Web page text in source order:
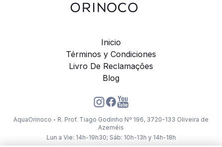
Inicio
Términos y Condiciones
Livro De Reclamações
Blog
AquaOrinoco - R. Prof. Tiago Godinho Nº 196, 3720-133 Oliveira de
Azeméis
Lun a Vie: 14h-19h30; Sáb: 10h-13h y 14h-18h